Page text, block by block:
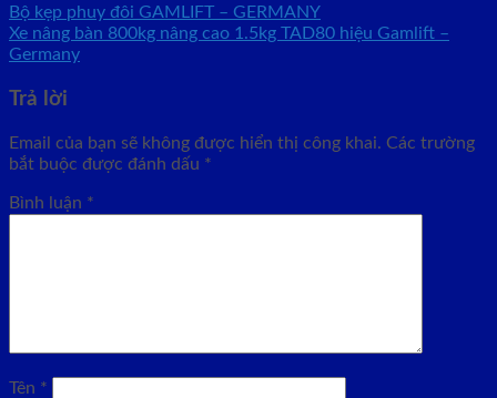
Bộ kẹp phuy đôi GAMLIFT – GERMANY
Xe nâng bàn 800kg nâng cao 1.5kg TAD80 hiệu Gamlift –
Germany
Trả lời
Email của bạn sẽ không được hiển thị công khai. Các trường
bắt buộc được đánh dấu *
Bình luận *
Tên *